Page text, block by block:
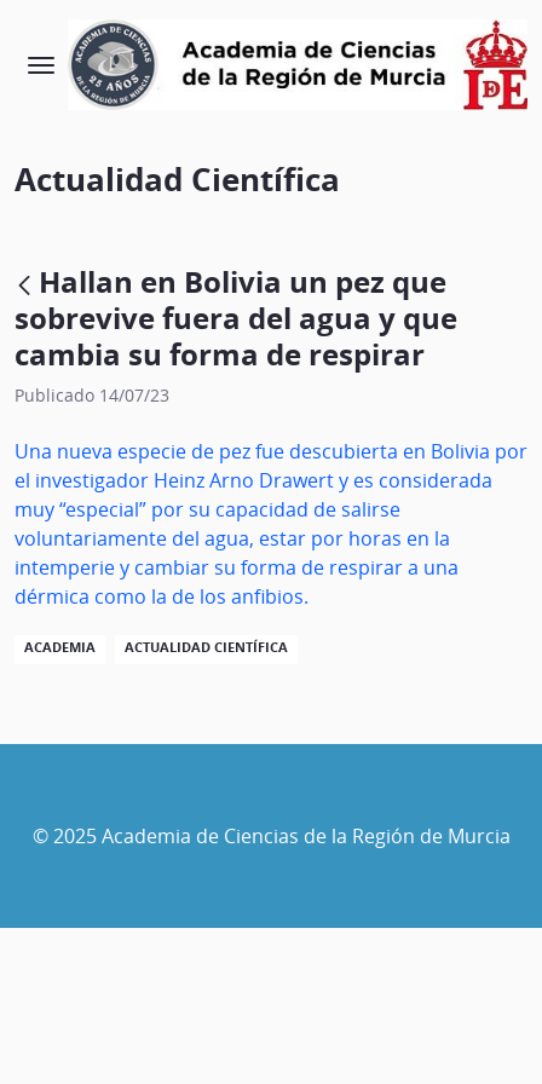
Actualidad Científica
Hallan en Bolivia un pez que
sobrevive fuera del agua y que
cambia su forma de respirar
Publicado 14/07/23
Una nueva especie de pez fue descubierta en Bolivia por
el investigador Heinz Arno Drawert y es considerada
muy “especial” por su capacidad de salirse
voluntariamente del agua, estar por horas en la
intemperie y cambiar su forma de respirar a una
dérmica como la de los anfibios.
ACADEMIA ACTUALIDAD CIENTÍFICA
© 2025 Academia de Ciencias de la Región de Murcia